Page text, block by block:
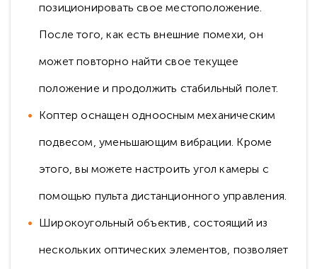
позиционировать свое местоположение.
После того, как есть внешние помехи, он
может повторно найти свое текущее
положение и продолжить стабильный полет.
Коптер оснащен одноосным механическим
подвесом, уменьшающим вибрации. Кроме
этого, вы можете настроить угол камеры с
помощью пульта дистанционного управления.
Широкоугольный объектив, состоящий из
нескольких оптических элементов, позволяет